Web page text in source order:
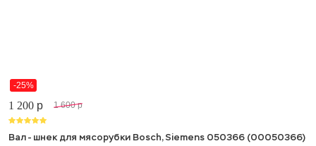
-25%
1 200 p 1 600 p
Вал - шнек для мясорубки Bosch, Siemens 050366 (00050366)